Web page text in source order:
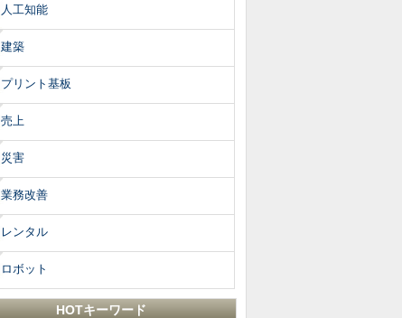
人工知能
建築
プリント基板
売上
災害
業務改善
レンタル
ロボット
HOTキーワード